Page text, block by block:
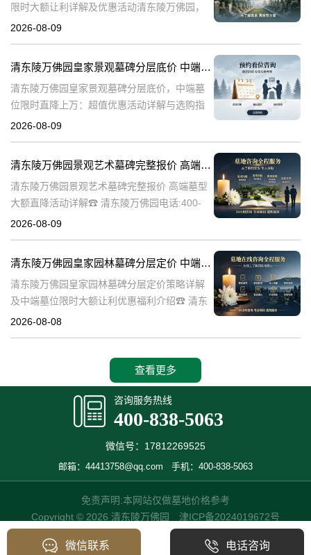
限时大额让利详解及优惠活动清东陵万佛园，
作为中国历史上著名的皇家陵园之一，承载着
2026-08-09
清东陵万佛园皇家景观墓碑分层底价 中端墓位限时直降上万：超值优惠活动详解与选购指南
清东陵万佛园皇家景观墓碑分层底价，中端墓
位限时直降上万：超值优惠活动详解与选购指
南☎ 清东陵万佛园电话:400-838-5063清东陵
2026-08-09
清东陵万佛园景观艺术墓碑完整报价 高端墓型大额直降活动详解
清东陵万佛园景观艺术墓碑完整报价 高端墓型
大额直降活动详解☎ 清东陵万佛园电话:400-
838-5063清东陵万佛园，作为中国著名的皇家
2026-08-09
清东陵万佛园皇家园林墓碑分层定价 中端墓位限时大额让利详解及优惠福利
清东陵万佛园皇家园林墓碑分层定价策略详解
及中端墓位限时大额让利优惠福利介绍☎ 清东
陵万佛园电话:400-838-5063清东陵万佛园，作
2026-08-08
查看更多
咨询服务热线
400-838-5063
微信号：17812269525
邮箱：44413758@qq.com 手机：400-838-5063
免责声明:本网站仅做墓地价格参考
Copyright © 2026 清东陵万佛园 津ICP备2024019672号
微信联系 电话咨询